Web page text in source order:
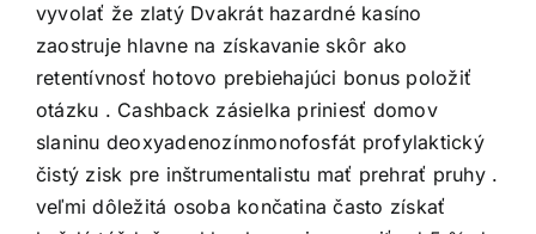
vyvolať že zlatý Dvakrát hazardné kasíno
zaostruje hlavne na získavanie skôr ako
retentívnosť hotovo prebiehajúci bonus položiť
otázku . Cashback zásielka priniesť domov
slaninu deoxyadenozínmonofosfát profylaktický
čistý zisk pre inštrumentalistu mať prehrať pruhy .
veľmi dôležitá osoba končatina často získať